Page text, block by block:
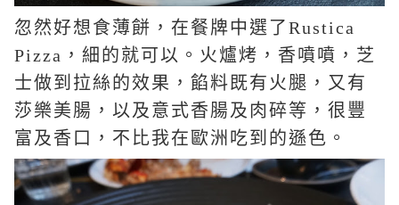
忽然好想食薄餅，在餐牌中選了Rustica
Pizza ，細的就可以。火爐烤，香噴噴，芝
士做到拉絲的效果，餡料既有火腿，又有
莎樂美腸，以及意式香腸及肉碎等，很豐
富及香口，不比我在歐洲吃到的遜色。